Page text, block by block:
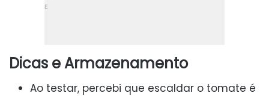
Dicas e Armazenamento
Ao testar, percebi que escaldar o tomate é